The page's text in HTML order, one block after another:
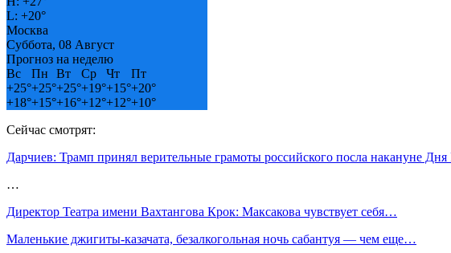
L: +20°
Москва
Суббота, 08 Август
Прогноз на неделю
Вс
Пн Вт Ср Чт
Пт
+25°+25°+25°+19°+15°+20°
+18°+15°+16°+12°+12°+10°
Сейчас смотрят:
Дарчиев: Трамп принял верительные грамоты российского посла накануне Дня
…
Директор Театра имени Вахтангова Крок: Максакова чувствует себя…
Маленькие джигиты-казачата, безалкогольная ночь сабантуя — чем еще…